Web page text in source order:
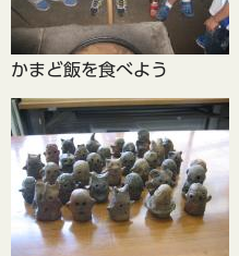
かまど飯を食べよう